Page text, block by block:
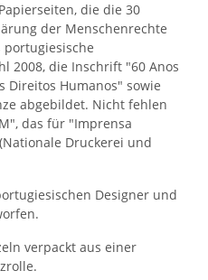
die die 30
der Menschenrechte
portugiesische
2008, die Inschrift "60 Anos
Direitos Humanos" sowie
abgebildet. Nicht fehlen
das für "Imprensa
Druckerei und
Designer und
verpackt aus einer